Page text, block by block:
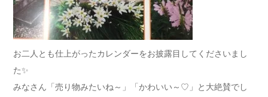
お二人とも仕上がったカレンダーをお披露目してくださいまし
た✨
みなさん「売り物みたいね～」「かわいい～♡」と大絶賛でし